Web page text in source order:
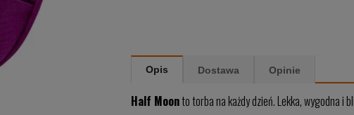
Opis Dostawa Opinie
Half Moonto torba na każdy dzień. Lekka, wygodna i